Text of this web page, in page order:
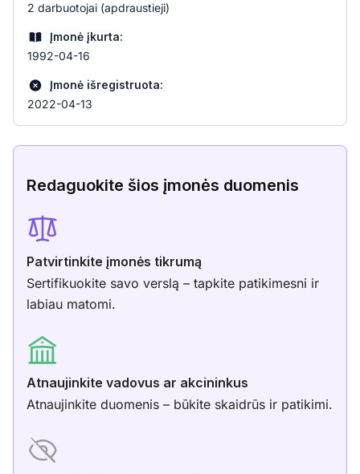
2 darbuotojai (apdraustieji)
Įmonė įkurta:
1992-04-16
Įmonė išregistruota:
2022-04-13
Redaguokite šios įmonės duomenis
Patvirtinkite įmonės tikrumą
Sertifikuokite savo verslą – tapkite patikimesni ir
labiau matomi.
Atnaujinkite vadovus ar akcininkus
Atnaujinkite duomenis – būkite skaidrūs ir patikimi.